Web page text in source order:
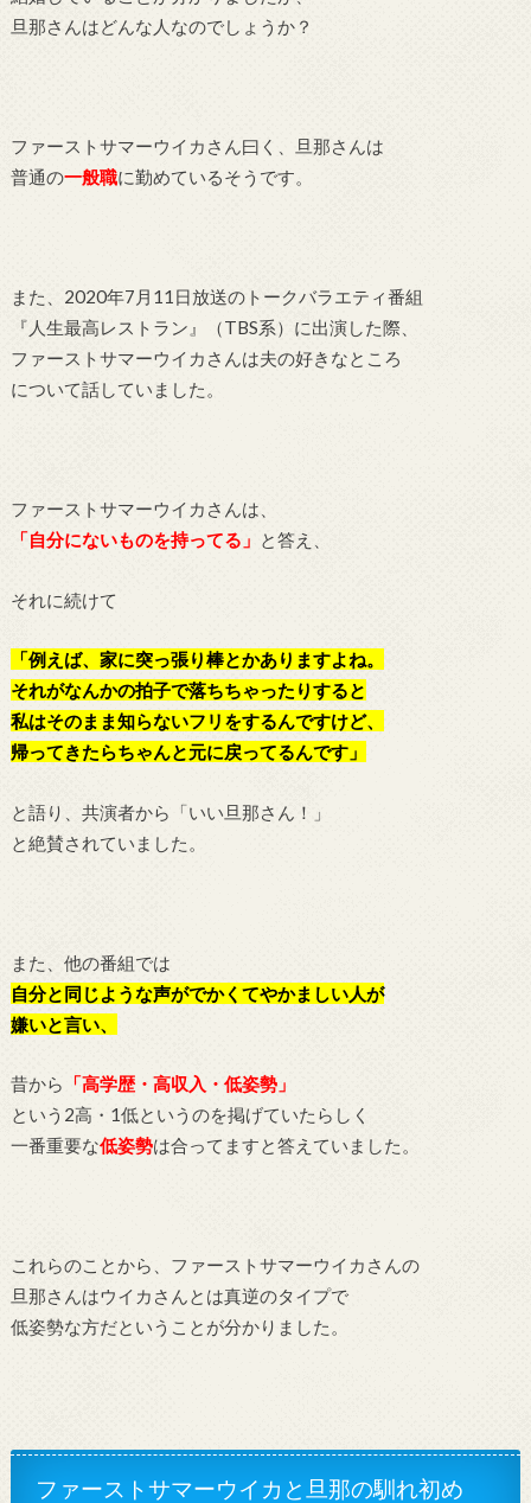
旦那さんはどんな人なのでしょうか？
ファーストサマーウイカさん曰く、旦那さんは
普通の一般職に勤めているそうです。
また、2020年7月11日放送のトークバラエティ番組
『人生最高レストラン』（TBS系）に出演した際、
ファーストサマーウイカさんは夫の好きなところ
について話していました。
ファーストサマーウイカさんは、
「自分にないものを持ってる」 と答え、
それに続けて
「例えば、家に突っ張り棒とかありますよね。
それがなんかの拍子で落ちちゃったりすると
私はそのまま知らないフリをするんですけど、
帰ってきたらちゃんと元に戻ってるんです」
と語り、共演者から「いい旦那さん！」
と絶賛されていました。
また、他の番組では
自分と同じような声がでかくてやかましい人が
嫌いと言い、
昔から
「高学歴・高収入・低姿勢」
という2高・1低というのを掲げていたらしく
一番重要な低姿勢は合ってますと答えていました。
これらのことから、ファーストサマーウイカさんの
旦那さんはウイカさんとは真逆のタイプで
低姿勢な方だということが分かりました。
ファーストサマーウイカと旦那の馴れ初め